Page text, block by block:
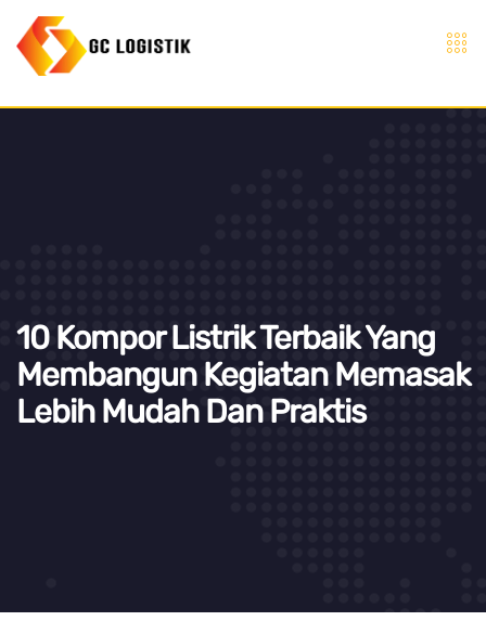
10 Kompor Listrik Terbaik Yang
Membangun Kegiatan Memasak
Lebih Mudah Dan Praktis